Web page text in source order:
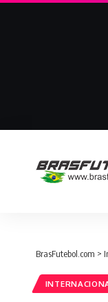
BrasFutebol.com >